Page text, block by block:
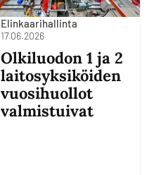
Elinkaarihallinta
17.06.2026
Olkiluodon 1 ja 2
laitosyksiköiden
vuosihuollot
valmistuivat